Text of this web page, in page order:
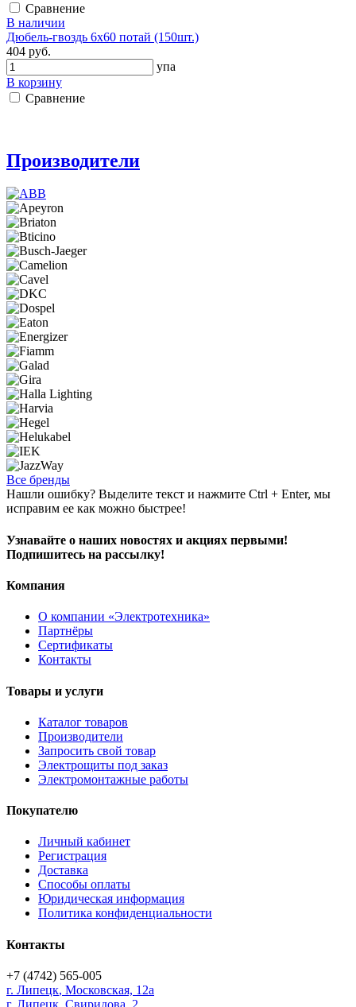
Сравнение
В наличии
Дюбель-гвоздь 6х60 потай (150шт.)
404 руб.
упа
В корзину
Сравнение
Производители
Все бренды
Нашли ошибку? Выделите текст и нажмите Ctrl + Enter, мы
исправим ее как можно быстрее!
Узнавайте о наших новостях и акциях первыми!
Подпишитесь на рассылку!
Компания
О компании «Электротехника»
Партнёры
Сертификаты
Контакты
Товары и услуги
Каталог товаров
Производители
Запросить свой товар
Электрощиты под заказ
Электромонтажные работы
Покупателю
Личный кабинет
Регистрация
Доставка
Способы оплаты
Юридическая информация
Политика конфиденциальности
Контакты
+7 (4742) 565-005
г. Липецк, Московская, 12а
г. Липецк, Свиридова, 2